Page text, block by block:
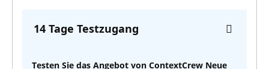
14 Tage Testzugang
Testen Sie das Angebot von ContextCrew Neue